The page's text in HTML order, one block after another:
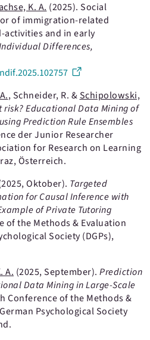
K. A. (2025). Social
of immigration-related
and in early
Differences,
, Schneider, R. &Schipolowski,
risk? Educational Data Mining of
Prediction Rule Ensembles
der Junior Researcher
for Research on Learning
Österreich.
Oktober). Targeted
for Causal Inference with
of Private Tutoring
of the Methods & Evaluation
Society (DGPs),
A. (2025, September). Prediction
Data Mining in Large-Scale
Conference of the Methods &
Psychological Society